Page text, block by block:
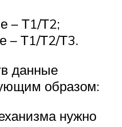
– Т1/Т2;
– Т1/Т2/Т3.
данные
образом:
нужно